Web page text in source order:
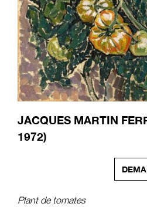
JACQUES MARTIN
1972)
Plant de tomates